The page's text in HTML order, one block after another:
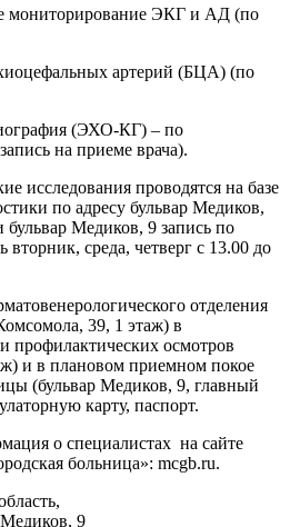
ЭКГ и АД (по
артерий (БЦА) (по
(ЭХО-КГ) – по
на приеме врача).
проводятся на базе
по адресу бульвар Медиков,
Медиков, 9 запись по
среда, четверг с 13.00 до
отделения
39, 1 этаж) в
профилактических осмотров
и в плановом приемном покое
(бульвар Медиков, 9, главный
карту, паспорт.
о специалистах на сайте
больница»: mcgb.ru.
9